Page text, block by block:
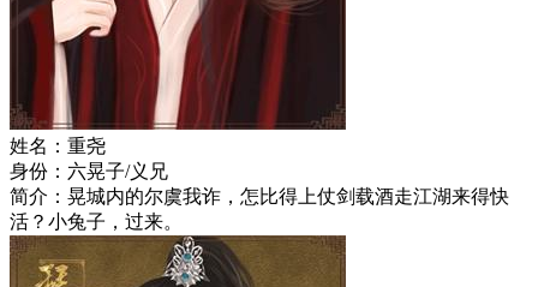
姓名：重尧
身份：六晃子/义兄
简介：晃城内的尔虞我诈，怎比得上仗剑载酒走江湖来得快
活？小兔子，过来。